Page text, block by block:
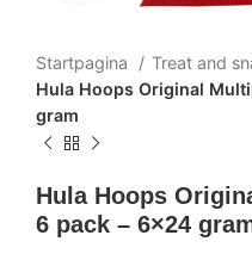
Startpagina Treat and
Hula Hoops Original
gram
Hula Hoops
6 pack – 6×24